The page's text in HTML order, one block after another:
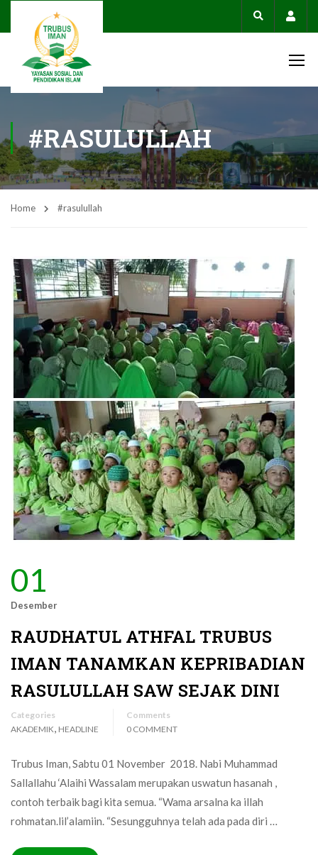
#RASULULLAH
Home #rasulullah
01
Desember
RAUDHATUL ATHFAL TRUBUS
IMAN TANAMKAN KEPRIBADIAN
RASULULLAH SAW SEJAK DINI
Categories
AKADEMIK, HEADLINE
Comments
0 COMMENT
Trubus Iman, Sabtu 01 November 2018. Nabi Muhammad
Sallallahu ‘Alaihi Wassalam merupakan uswatun hasanah ,
contoh terbaik bagi kita semua. “Wama arsalna ka illah
rohmatan.lil’alamiin. “Sesungguhnya telah ada pada diri …